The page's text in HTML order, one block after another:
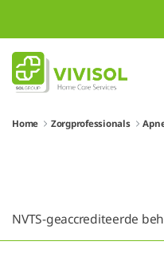
Home Zorgprofessionals
NVTS-geaccrediteerde